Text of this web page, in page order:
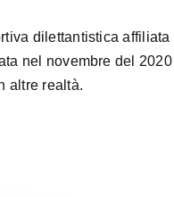
dilettantistica
nel novembre del 2020
altre realtà.